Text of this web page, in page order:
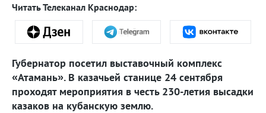
Читать Телеканал Краснодар:
Губернатор посетил выставочный комплекс
«Атамань». В казачьей станице 24 сентября
проходят мероприятия в честь 230-летия высадки
казаков на кубанскую землю.